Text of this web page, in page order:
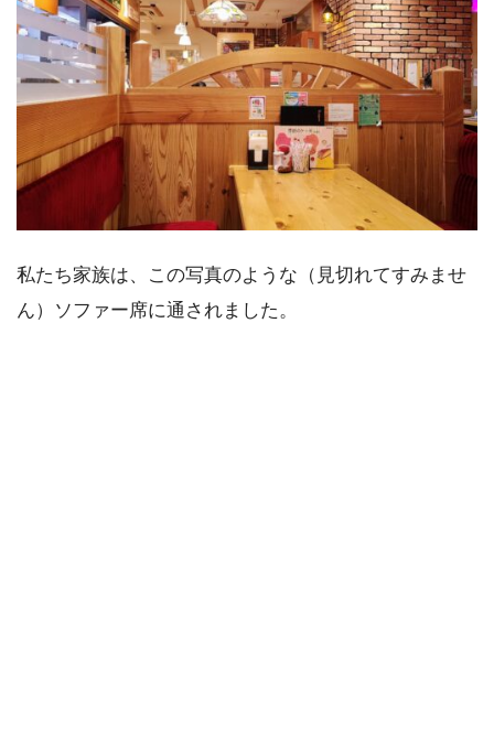
私たち家族は、この写真のような（見切れてすみませ
ん）ソファー席に通されました。